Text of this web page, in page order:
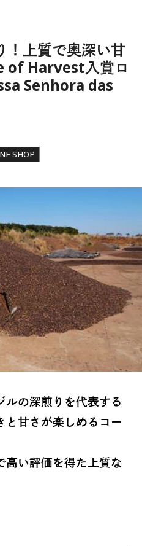
！上質で奥深い甘
of Harvest入賞ロ
Senhora das
SHOP
の深煎りを代表する
と甘さが楽しめるコー
高い評価を得た上質な